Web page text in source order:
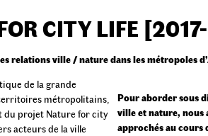
CITY LIFE
relations ville / nature dans les métropoles
de la grande
métropolitains,
du projet Nature for city
acteurs de la ville
Pour aborder sous
ville et nature, nous
approchés au cours